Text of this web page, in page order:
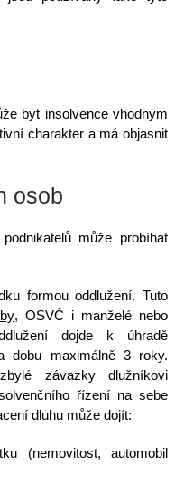
být insolvence vhodným
charakter a má objasnit
osob
může probíhat
formou oddlužení. Tuto
, OSVČ i manželé nebo
dojde k úhradě
dobu maximálně 3 roky.
závazky dlužníkovi
řízení na sebe
dluhu může dojít:
(nemovitost, automobil